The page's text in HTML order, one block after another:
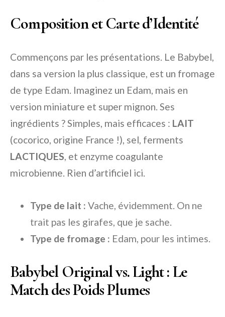
Composition et Carte d’Identité
Commençons par les présentations. Le Babybel,
dans sa version la plus classique, est un fromage
de type Edam. Imaginez un Edam, mais en
version miniature et super mignon. Ses
ingrédients ? Simples, mais efficaces : LAIT
(cocorico, origine France !), sel, ferments
LACTIQUES, et enzyme coagulante
microbienne. Rien d’artificiel ici.
Type de lait : Vache, évidemment. On ne
trait pas les girafes, que je sache.
Type de fromage : Edam, pour les intimes.
Babybel Original vs. Light : Le
Match des Poids Plumes